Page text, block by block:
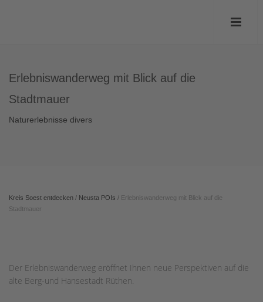
Erlebniswanderweg mit Blick auf die
Stadtmauer
Naturerlebnisse divers
Kreis Soest entdecken / Neusta POIs / Erlebniswanderweg mit Blick auf die
Stadtmauer
Der Erlebniswanderweg eröffnet Ihnen neue Perspektiven auf die
alte Berg-und Hansestadt Rüthen.